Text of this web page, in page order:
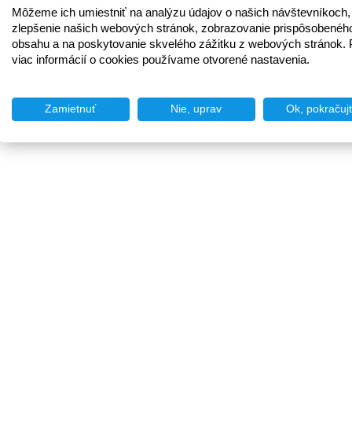
Môžeme ich umiestniť na analýzu údajov o našich
zlepšenie našich webových stránok, zobrazovanie
obsahu a na poskytovanie skvelého zážitku z webových stránok.
viac informácií o cookies používame otvorené nastavenia.
Zamietnuť Nie, uprav Ok,